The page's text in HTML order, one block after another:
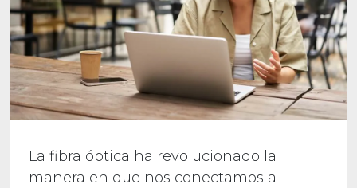
La fibra óptica ha revolucionado la
manera en que nos conectamos a